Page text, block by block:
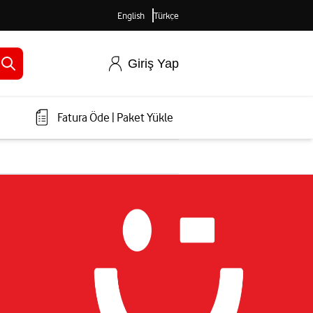
English Türkçe
Giriş Yap
Fatura Öde Paket Yükle